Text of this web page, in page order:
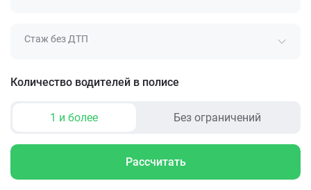
Стаж без ДТП
Количество водителей в полисе
1 и более Без ограничений
Рассчитать